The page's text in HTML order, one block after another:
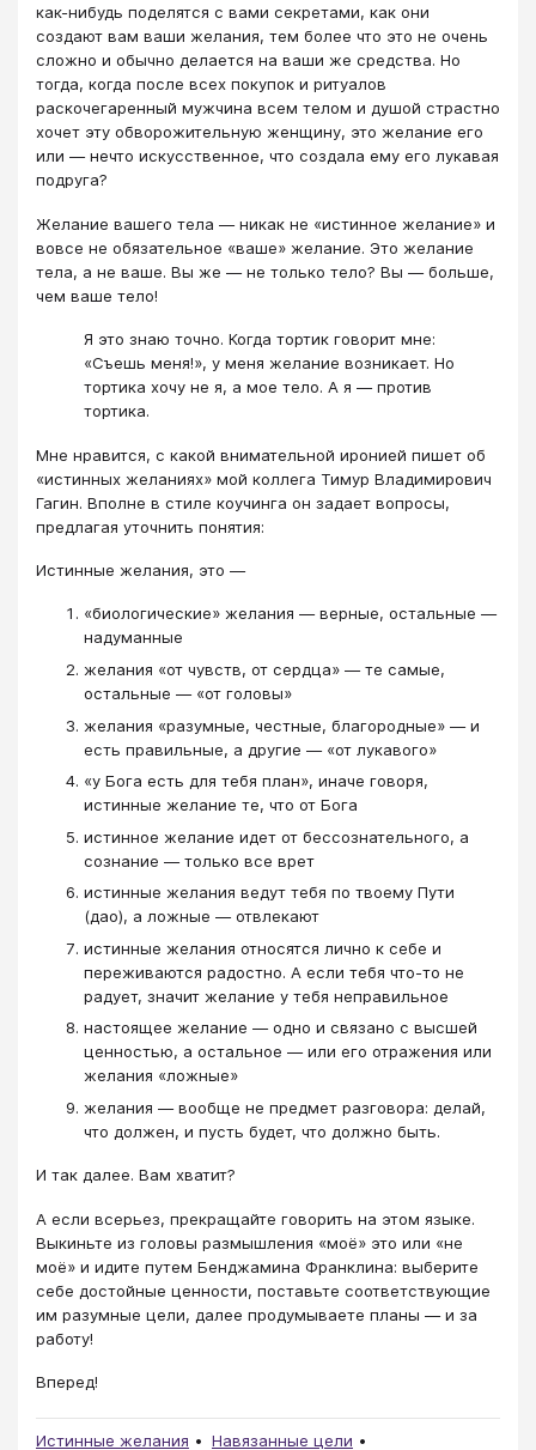
как-нибудь поделятся с вами секретами, как они
создают вам ваши желания, тем более что это не очень
сложно и обычно делается на ваши же средства. Но
тогда, когда после всех покупок и ритуалов
раскочегаренный мужчина всем телом и душой страстно
хочет эту обворожительную женщину, это желание его
или — нечто искусственное, что создала ему его лукавая
подруга?
Желание вашего тела — никак не «истинное желание» и
вовсе не обязательное «ваше» желание. Это желание
тела, а не ваше. Вы же — не только тело? Вы — больше,
чем ваше тело!
Я это знаю точно. Когда тортик говорит мне:
«Съешь меня!», у меня желание возникает. Но
тортика хочу не я, а мое тело. А я — против
тортика.
Мне нравится, с какой внимательной иронией пишет об
«истинных желаниях» мой коллега Тимур Владимирович
Гагин. Вполне в стиле коучинга он задает вопросы,
предлагая уточнить понятия:
Истинные желания, это —
«биологические» желания — верные, остальные —
надуманные
желания «от чувств, от сердца» — те самые,
остальные — «от головы»
желания «разумные, честные, благородные» — и
есть правильные, а другие — «от лукавого»
«у Бога есть для тебя план», иначе говоря,
истинные желание те, что от Бога
истинное желание идет от бессознательного, а
сознание — только все врет
истинные желания ведут тебя по твоему Пути
(дао), а ложные — отвлекают
истинные желания относятся лично к себе и
переживаются радостно. А если тебя что-то не
радует, значит желание у тебя неправильное
настоящее желание — одно и связано с высшей
ценностью, а остальное — или его отражения или
желания «ложные»
желания — вообще не предмет разговора: делай,
что должен, и пусть будет, что должно быть.
И так далее. Вам хватит?
А если всерьез, прекращайте говорить на этом языке.
Выкиньте из головы размышления «моё» это или «не
моё» и идите путем Бенджамина Франклина: выберите
себе достойные ценности, поставьте соответствующие
им разумные цели, далее продумываете планы — и за
работу!
Вперед!
Истинные желания Навязанные цели